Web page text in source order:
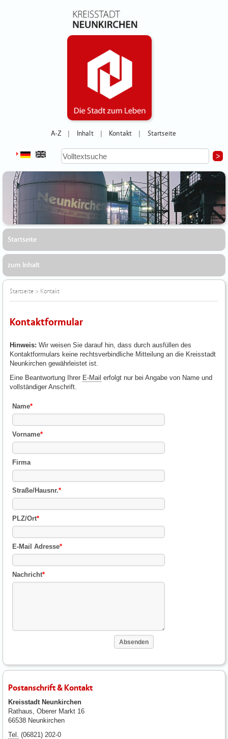
A-Z Inhalt Kontakt Startseite
Startseite
zum Inhalt
Startseite > Kontakt
Kontaktformular
Hinweis: Wir weisen Sie darauf hin, dass durch ausfüllen des
Kontaktformulars keine rechtsverbindliche Mitteilung an die Kreisstadt
Neunkirchen gewährleistet ist.
Eine Beantwortung Ihrer E-Mail erfolgt nur bei Angabe von Name und
vollständiger Anschrift.
Name*
Vorname*
Firma
Straße/Hausnr.*
PLZ/Ort*
E-Mail Adresse*
Nachricht*
Postanschrift & Kontakt
Kreisstadt Neunkirchen
Rathaus, Oberer Markt 16
66538 Neunkirchen
Tel. (06821) 202-0